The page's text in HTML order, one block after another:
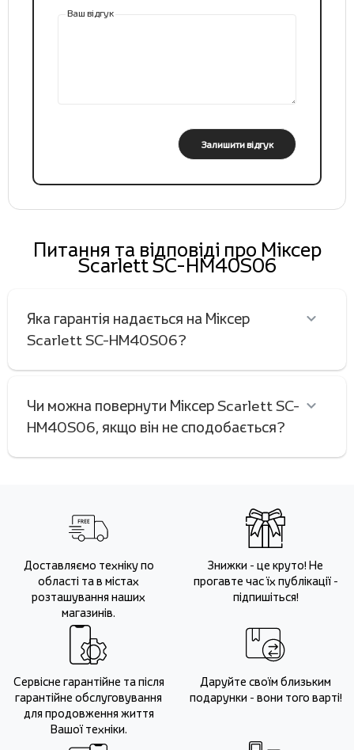
Ваш відгук
Залишити відгук
Питання та відповіді про Міксер
Scarlett SC-HM40S06
Яка гарантія надається на Міксер
Scarlett SC-HM40S06?
Чи можна повернути Міксер Scarlett SC-
HM40S06, якщо він не сподобається?
Доставляємо техніку по
області та в містах
розташування наших
магазинів.
Знижки - це круто! Не
прогавте час їх публікації -
підпишіться!
Сервісне гарантійне та після
гарантійне обслуговування
для продовження життя
Вашої техніки.
Даруйте своїм близьким
подарунки - вони того варті!